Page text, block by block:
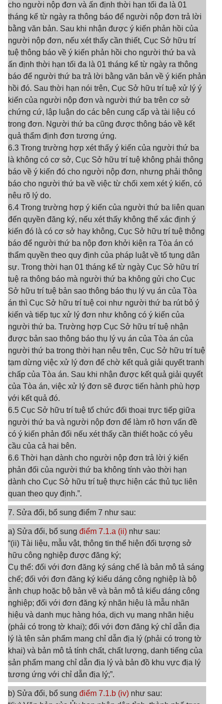
cho người nộp đơn và ấn định thời hạn tối đa là 01
tháng kể từ ngày ra thông báo để người nộp đơn trả lời
bằng văn bản. Sau khi nhận được ý kiến phản hồi của
người nộp đơn, nếu xét thấy cần thiết, Cục Sở hữu trí
tuệ thông báo về ý kiến phản hồi cho người thứ ba và
ấn định thời hạn tối đa là 01 tháng kể từ ngày ra thông
báo để người thứ ba trả lời bằng văn bản về ý kiến phản
hồi đó. Sau thời hạn nói trên, Cục Sở hữu trí tuệ xử lý ý
kiến của người nộp đơn và người thứ ba trên cơ sở
chứng cứ, lập luận do các bên cung cấp và tài liệu có
trong đơn. Người thứ ba cũng được thông báo về kết
quả thẩm định đơn tương ứng.
6.3 Trong trường hợp xét thấy ý kiến của người thứ ba
là không có cơ sở, Cục Sở hữu trí tuệ không phải thông
báo về ý kiến đó cho người nộp đơn, nhưng phải thông
báo cho người thứ ba về việc từ chối xem xét ý kiến, có
nêu rõ lý do.
6.4 Trong trường hợp ý kiến của người thứ ba liên quan
đến quyền đăng ký, nếu xét thấy không thể xác định ý
kiến đó là có cơ sở hay không, Cục Sở hữu trí tuệ thông
báo để người thứ ba nộp đơn khởi kiện ra Tòa án có
thẩm quyền theo quy định của pháp luật về tố tụng dân
sự. Trong thời hạn 01 tháng kể từ ngày Cục Sở hữu trí
tuệ ra thông báo mà người thứ ba không gửi cho Cục
Sở hữu trí tuệ bản sao thông báo thụ lý vụ án của Tòa
án thì Cục Sở hữu trí tuệ coi như người thứ ba rút bỏ ý
kiến và tiếp tục xử lý đơn như không có ý kiến của
người thứ ba. Trường hợp Cục Sở hữu trí tuệ nhận
được bản sao thông báo thụ lý vụ án của Tòa án của
người thứ ba trong thời hạn nêu trên, Cục Sở hữu trí tuệ
tạm dừng việc xử lý đơn để chờ kết quả giải quyết tranh
chấp của Tòa án. Sau khi nhận được kết quả giải quyết
của Tòa án, việc xử lý đơn sẽ được tiến hành phù hợp
với kết quả đó.
6.5 Cục Sở hữu trí tuệ tổ chức đối thoại trực tiếp giữa
người thứ ba và người nộp đơn để làm rõ hơn vấn đề
có ý kiến phản đối nếu xét thấy cần thiết hoặc có yêu
cầu của cả hai bên.
6.6 Thời hạn dành cho người nộp đơn trả lời ý kiến
phản đối của người thứ ba không tính vào thời hạn
dành cho Cục Sở hữu trí tuệ thực hiện các thủ tục liên
quan theo quy định.”.
7. Sửa đổi, bổ sung điểm 7 như sau:
a) Sửa đổi, bổ sung điểm 7.1.a (ii) như sau:
“(ii) Tài liệu, mẫu vật, thông tin thể hiện đối tượng sở
hữu công nghiệp được đăng ký;
Cụ thể: đối với đơn đăng ký sáng chế là bản mô tả sáng
chế; đối với đơn đăng ký kiểu dáng công nghiệp là bộ
ảnh chụp hoặc bộ bản vẽ và bản mô tả kiểu dáng công
nghiệp; đối với đơn đăng ký nhãn hiệu là mẫu nhãn
hiệu và danh mục hàng hóa, dịch vụ mang nhãn hiệu
(phải có trong tờ khai); đối với đơn đăng ký chỉ dẫn địa
lý là tên sản phẩm mang chỉ dẫn địa lý (phải có trong tờ
khai) và bản mô tả tính chất, chất lượng, danh tiếng của
sản phẩm mang chỉ dẫn địa lý và bản đồ khu vực địa lý
tương ứng với chỉ dẫn địa lý;”.
b) Sửa đổi, bổ sung điểm 7.1.b (iv) như sau: